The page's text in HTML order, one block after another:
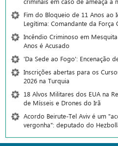
Fim do Bloqueio de 11 Anos ao
Legítima: Comandante da Força
Incêndio Criminoso em
Anos é Acusado
'Da Sede ao Fogo': Encenação
Inscrições abertas para os
2026 na Turquia
18 Alvos Militares dos EUA na
de Mísseis e Drones do Irã
Acordo Beirute-Tel Aviv é um
vergonha": deputado do